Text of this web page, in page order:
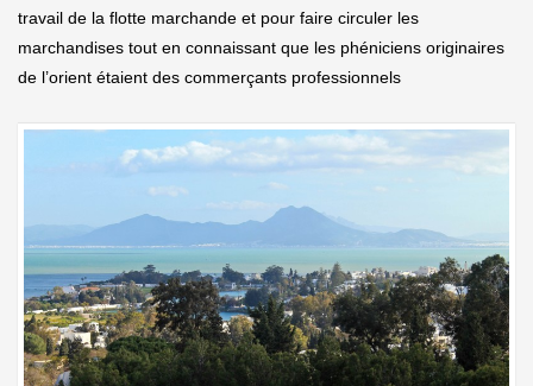
travail de la flotte marchande et pour faire circuler les
marchandises tout en connaissant que les phéniciens originaires
de l’orient étaient des commerçants professionnels